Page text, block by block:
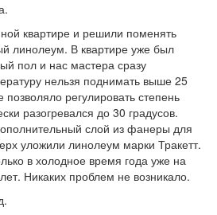
квартире и решили поменять
линолеум. В квартире уже был
пол и нас мастера сразу
нельзя поднимать выше 25
регулировать степень
разогревался до 30 градусов.
слой из фанеры для
уложили линолеум марки Тракетт.
в холодное время года уже на
Никаких проблем не возникало.